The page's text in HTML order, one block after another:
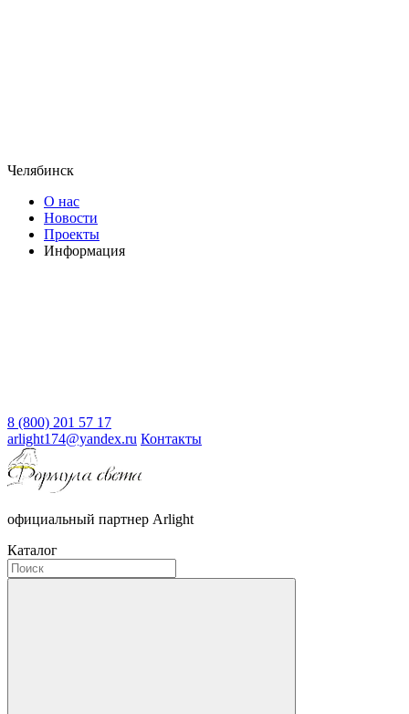
Челябинск
О нас
Новости
Проекты
Информация
8 (800) 201 57 17
arlight174@yandex.ru Контакты
официальный партнер Arlight
Каталог